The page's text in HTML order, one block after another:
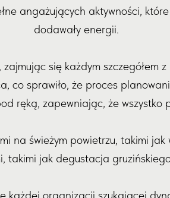
angażujących aktywności,
dodawały energii.
się każdym szczegółem
co sprawiło, że proces
ręką, zapewniając, że wszystko
na świeżym powietrzu, takimi
takimi jak degustacja
każdej organizacji szukającej